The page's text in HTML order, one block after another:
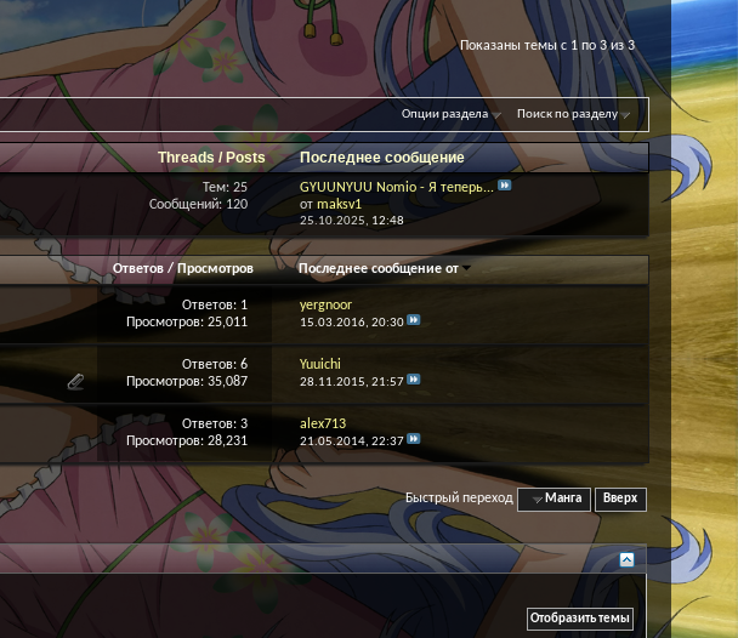
Показаны темы с 1 по 3 из 3
Опции раздела Поиск по разделу
Threads / Posts Последнее сообщение
Тем: 25
Сообщений: 120
GYUUNYUU Nomio - Я теперь...
отmaksv1
25.10.2025, 12:48
Ответов/Просмотров Последнее сообщение от
Ответов: 1
Просмотров: 25,011
yergnoor
15.03.2016,20:30
Ответов: 6
Просмотров: 35,087
Yuuichi
28.11.2015,21:57
Ответов: 3
Просмотров: 28,231
alex713
21.05.2014,22:37
Быстрый переход Манга Вверх